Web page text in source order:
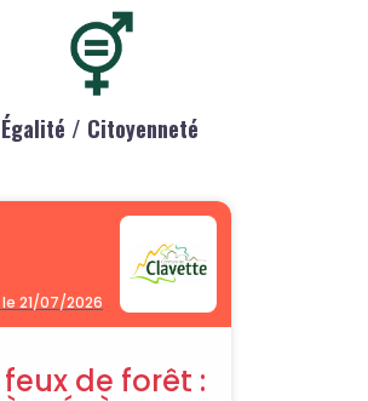
Égalité / Citoyenneté